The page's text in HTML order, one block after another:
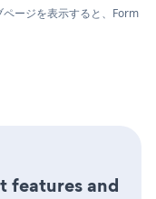
ージを表示すると、Form
features and